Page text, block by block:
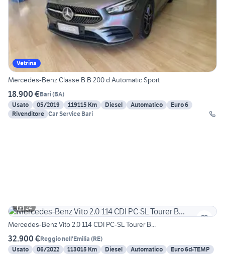
Vetrina
Mercedes-Benz Classe B B 200 d Automatic Sport
18.900 €Bari(BA)
Usato
05/2019 119115 Km Diesel Automatico
Euro 6
Rivenditore Car Service Bari
24
Mercedes-Benz Vito 2.0 114 CDI PC-SL Tourer B...
32.900 €Reggio nell'Emilia (RE)
Usato
06/2022 113015 Km Diesel Automatico
Euro 6d-TEMP